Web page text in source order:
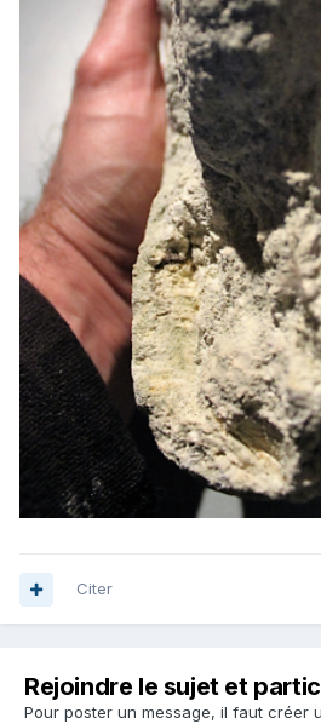
Citer
Rejoindre le sujet et
Pour poster un message, il faut créer